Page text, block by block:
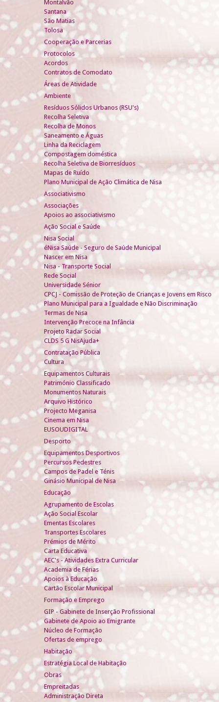
Montalvão
Santana
São Matias
Tolosa
Cooperação e Parcerias
Protocolos
Acordos
Contratos de Comodato
Áreas de Atividade
Ambiente
Resíduos Sólidos Urbanos (RSU's)
Recolha Seletiva
Recolha de Monos
Saneamento e Águas
Linha da Reciclagem
Compostagem doméstica
Recolha Seletiva de Biorresíduos
Mapas de Ruído
Plano Municipal de Ação Climática de Nisa
Associativismo
Associações
Apoios ao associativismo
Ação Social e Saúde
Nisa Social
éNisa Saúde - Seguro de Saúde Municipal
Nascer em Nisa
Nisa - Transporte Social
Rede Social
Universidade Sénior
CPCJ - Comissão de Proteção de Crianças e Jovens em Risco
Plano Municipal para a Igualdade e Não Discriminação
Termas de Nisa
Intervenção Precoce na Infância
Projeto Radar Social
CLDS 5 G NisAjuda+
Contratação Pública
Cultura
Equipamentos Culturais
Património Classificado
Monumentos Naturais
Arquivo Histórico
Projecto Meganisa
Cinema em Nisa
EUSOUDIGITAL
Desporto
Equipamentos Desportivos
Percursos Pedestres
Campos de Padel e Ténis
Ginásio Municipal de Nisa
Educação
Agrupamento de Escolas
Ação Social Escolar
Ementas Escolares
Transportes Escolares
Prémios de Mérito
Carta Educativa
AEC's - Atividades Extra Curricular
Academia de Férias
Apoios à Educação
Cartão Escolar Municipal
Formação e Emprego
GIP - Gabinete de Inserção Profissional
Gabinete de Apoio ao Emigrante
Núcleo de Formação
Ofertas de emprego
Habitação
Estratégia Local de Habitação
Obras
Empreitadas
Administração Direta